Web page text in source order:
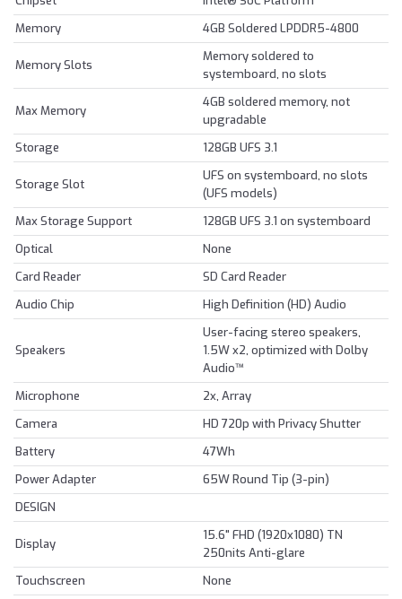
Memory
4GB Soldered LPDDR5-4800
Memory Slots
Memory soldered to
systemboard, no slots
Max Memory
4GB soldered memory, not
upgradable
Storage
128GB UFS 3.1
Storage Slot
UFS on systemboard, no slots
(UFS models)
Max Storage Support
128GB UFS 3.1 on systemboard
Optical
None
Card Reader
SD Card Reader
Audio Chip
High Definition (HD) Audio
Speakers
User-facing stereo speakers,
1.5W x2, optimized with Dolby
Audio™
Microphone
2x, Array
Camera
HD 720p with Privacy Shutter
Battery
47Wh
Power Adapter
65W Round Tip (3-pin)
DESIGN
Display
15.6" FHD (1920x1080) TN
250nits Anti-glare
Touchscreen
None